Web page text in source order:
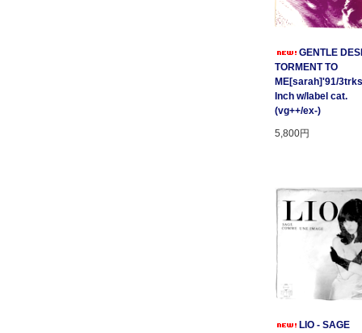
GENTLE
TORMENT TO
ME[sarah]'91/
Inch w/label cat.
(vg++/ex-)
5,800円
LIO - SAGE